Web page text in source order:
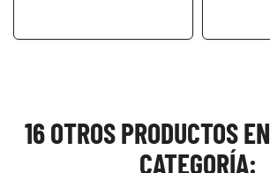
16 OTROS PRODUCTOS
CATEGORÍA: